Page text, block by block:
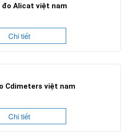
đo Alicat việt nam
Chi tiết
Cdimeters việt nam
Chi tiết